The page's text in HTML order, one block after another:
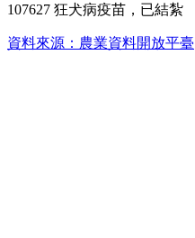
107627 狂犬病疫苗，已結紮
資料來源：農業資料開放平臺